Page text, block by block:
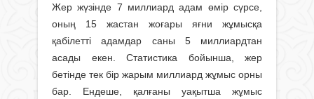
Жер жүзінде 7 миллиард адам өмір сүрсе,
оның 15 жастан жоғары яғни жұмысқа
қабілетті адамдар саны 5 миллиардтан
асады екен. Статистика бойынша, жер
бетінде тек бір жарым миллиард жұмыс орны
бар. Ендеше, қалғаны уақытша жұмыс